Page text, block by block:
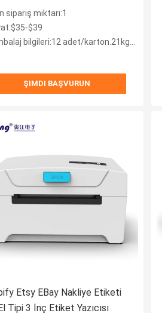
sipariş miktarı:1
$39
bilgileri:12 adet/karton.21kg/karton
ŞIMDI BAŞVURUN
Etsy EBay Nakliye Etiketi
Tipi 3 İnç Etiket Yazıcısı